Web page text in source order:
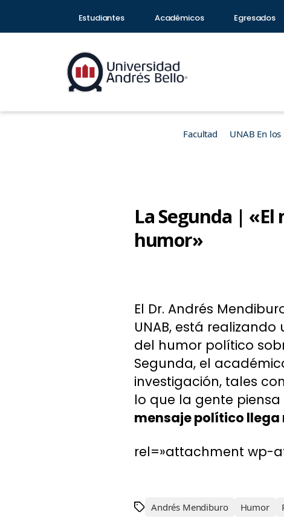
Estudiantes Académicos Egresados
Facultad UNAB En
La Segunda |
humor»
El Dr. Andrés
UNAB, está
del humor político
Segunda, el
investigación, tales
lo que la gente
mensaje político llega
rel=»attachment wp-
Andrés Mendiburo Humor